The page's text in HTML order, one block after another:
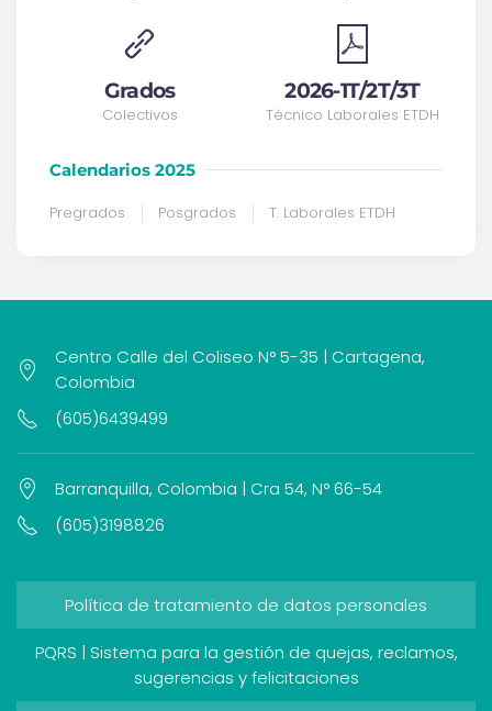
Grados
Colectivos
2026-1T/2T/3T
Técnico Laborales ETDH
Calendarios 2025
Pregrados Posgrados T. Laborales ETDH
Centro Calle del Coliseo N° 5-35 | Cartagena,
Colombia
(605)6439499
Barranquilla, Colombia | Cra 54, N° 66-54
(605)3198826
Política de tratamiento de datos personales
PQRS | Sistema para la gestión de quejas, reclamos,
sugerencias y felicitaciones